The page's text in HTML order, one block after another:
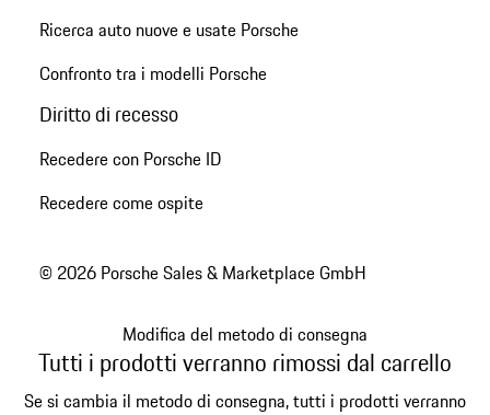
Ricerca auto nuove e usate Porsche
Confronto tra i modelli Porsche
Diritto di recesso
Recedere con Porsche ID
Recedere come ospite
© 2026 Porsche Sales & Marketplace GmbH
Modifica del metodo di consegna
Tutti i prodotti verranno rimossi dal carrello
Se si cambia il metodo di consegna, tutti i prodotti verranno